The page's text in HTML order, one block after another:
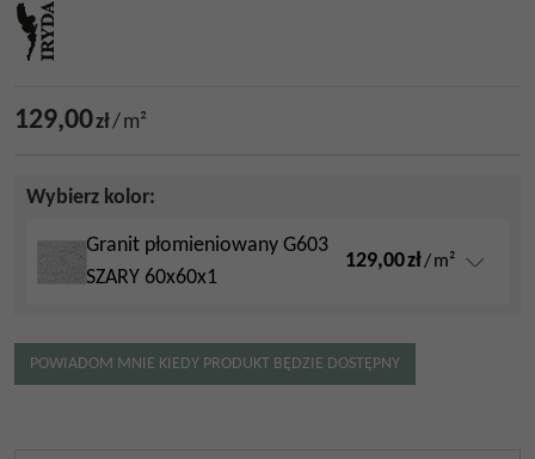
129,00zł/m²
Wybierz kolor:
Granit płomieniowany G603
SZARY 60x60x1
129,00zł/m²
POWIADOM MNIE KIEDY PRODUKT BĘDZIE DOSTĘPNY